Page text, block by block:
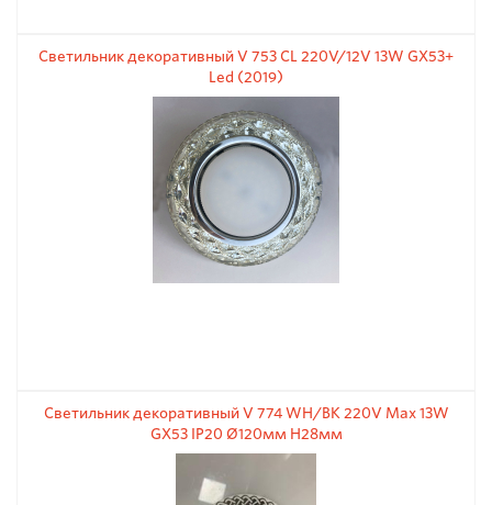
Светильник декоративный V 753 CL 220V/12V 13W GX53+
Led (2019)
Светильник декоративный V 774 WH/BK 220V Max 13W
GX53 IP20 Ø120мм H28мм